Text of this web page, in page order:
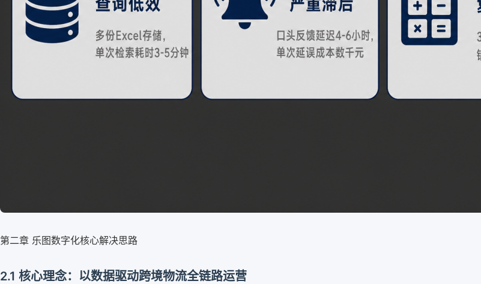
第二章 乐图数字化核心解决思路
2.1 核心理念：以数据驱动跨境物流全链路运营